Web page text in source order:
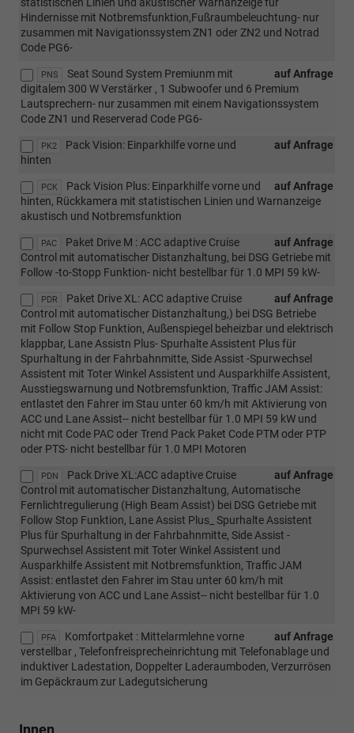
statistischen Linien und akustischer Warnanzeige für
Hindernisse mit Notbremsfunktion,Fußraumbeleuchtung- nur
zusammen mit Navigationssystem ZN1 oder ZN2 und Notrad
Code PG6-
PNS auf Anfrage
Seat Sound System Premiunm mit
digitalem 300 W Verstärker , 1 Subwoofer und 6 Premium
Lautsprechern- nur zusammen mit einem Navigationssystem
Code ZN1 und Reserverad Code PG6-
PK2 auf Anfrage
Pack Vision: Einparkhilfe vorne und
hinten
PCK auf Anfrage
Pack Vision Plus: Einparkhilfe vorne und
hinten, Rückkamera mit statistischen Linien und Warnanzeige
akustisch und Notbremsfunktion
PAC auf Anfrage
Paket Drive M : ACC adaptive Cruise
Control mit automatischer Distanzhaltung, bei DSG Getriebe mit
Follow -to-Stopp Funktion- nicht bestellbar für 1.0 MPI 59 kW-
PDR auf Anfrage
Paket Drive XL: ACC adaptive Cruise
Control mit automatischer Distanzhaltung,) bei DSG Betriebe
mit Follow Stop Funktion, Außenspiegel beheizbar und elektrisch
klappbar, Lane Assistn Plus- Spurhalte Assistent Plus für
Spurhaltung in der Fahrbahnmitte, Side Assist -Spurwechsel
Assistent mit Toter Winkel Assistent und Ausparkhilfe Assistent,
Ausstiegswarnung und Notbremsfunktion, Traffic JAM Assist:
entlastet den Fahrer im Stau unter 60 km/h mit Aktivierung von
ACC und Lane Assist-- nicht bestellbar für 1.0 MPI 59 kW und
nicht mit Code PAC oder Trend Pack Paket Code PTM oder PTP
oder PTS- nicht bestellbar für 1.0 MPI Motoren
PDN auf Anfrage
Pack Drive XL:ACC adaptive Cruise
Control mit automatischer Distanzhaltung, Automatische
Fernlichtregulierung (High Beam Assist) bei DSG Getriebe mit
Follow Stop Funktion, Lane Assist Plus_ Spurhalte Assistent
Plus für Spurhaltung in der Fahrbahnmitte, Side Assist -
Spurwechsel Assistent mit Toter Winkel Assistent und
Ausparkhilfe Assistent mit Notbremsfunktion, Traffic JAM
Assist: entlastet den Fahrer im Stau unter 60 km/h mit
Aktivierung von ACC und Lane Assist-- nicht bestellbar für 1.0
MPI 59 kW-
PFA auf Anfrage
Komfortpaket : Mittelarmlehne vorne
verstellbar , Telefonfreisprecheinrichtung mit Telefonablage und
induktiver Ladestation, Doppelter Laderaumboden, Verzurrösen
im Gepäckraum zur Ladegutsicherung
Innen